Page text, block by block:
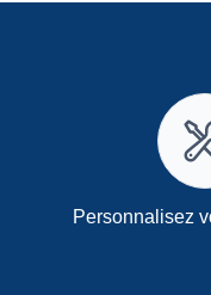
Personnalisez